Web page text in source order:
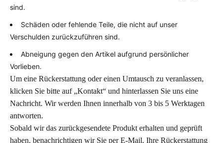
sind.
Schäden oder fehlende Teile, die nicht auf unser
Verschulden zurückzuführen sind.
Abneigung gegen den Artikel aufgrund persönlicher
Vorlieben.
Um eine Rückerstattung oder einen Umtausch zu veranlassen,
klicken Sie bitte auf „Kontakt“ und hinterlassen Sie uns eine
Nachricht. Wir werden Ihnen innerhalb von 3 bis 5 Werktagen
antworten.
Sobald wir das zurückgesendete Produkt erhalten und geprüft
haben, benachrichtigen wir Sie per E-Mail. Ihre Rückerstattung